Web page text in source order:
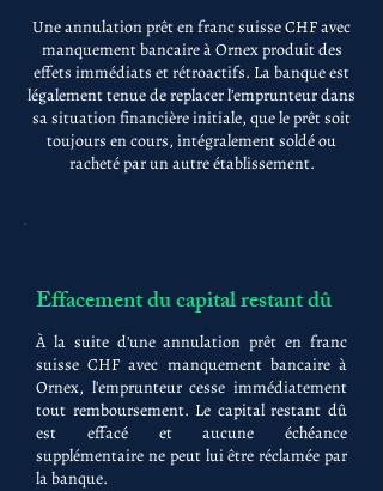
Une annulation prêt en franc suisse CHF avec
manquement bancaire à Ornex produit des
effets immédiats et rétroactifs. La banque est
légalement tenue de replacer l'emprunteur dans
sa situation financière initiale, que le prêt soit
toujours en cours, intégralement soldé ou
racheté par un autre établissement.
Effacement du capital restant dû
À la suite d'une annulation prêt en franc
suisse CHF avec manquement bancaire à
Ornex, l'emprunteur cesse immédiatement
tout remboursement. Le capital restant dû
est effacé et aucune échéance
supplémentaire ne peut lui être réclamée par
la banque.